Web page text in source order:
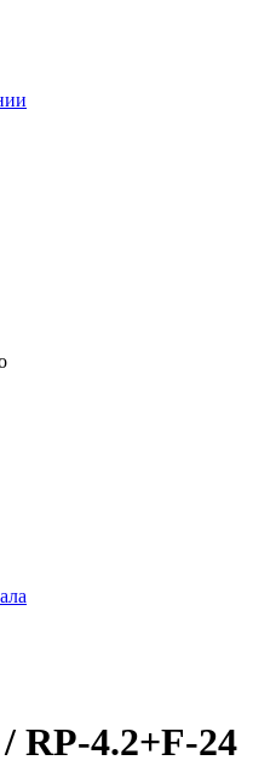
/ RP-4.2+F-24